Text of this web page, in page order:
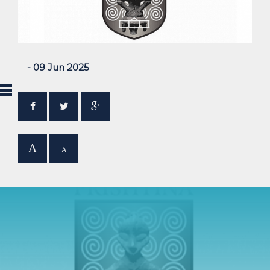
- 09 Jun 2025
A A